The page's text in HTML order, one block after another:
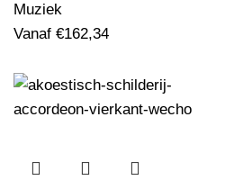
Muziek
Vanaf €162,34